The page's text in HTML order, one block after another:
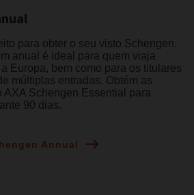
para obter o seu visto Schengen.
anual é ideal para quem viaja
Europa, bem como para os titulares
múltiplas entradas. Obtém as
AXA Schengen Essential para
90 dias.
Annual